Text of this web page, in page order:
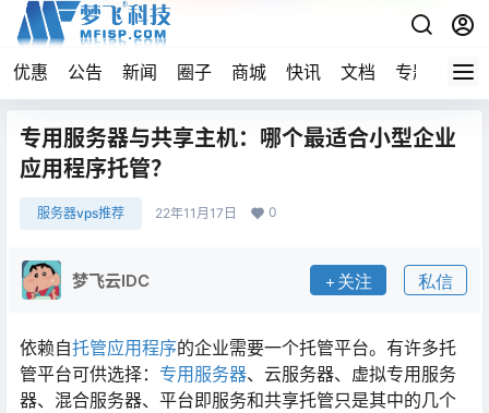
优惠 公告 新闻 圈子 商城 快讯 文档 专题 导航
专用服务器与共享主机：哪个最适合小型企业
应用程序托管？
服务器vps推荐 22年11月17日 0
梦飞云IDC 关注 私信
依赖自托管应用程序的企业需要一个托管平台。有许多托
管平台可供选择： 专用服务器、云服务器、虚拟专用服务
器、混合服务器、平台即服务和共享托管只是其中的几个